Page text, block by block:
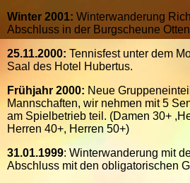
Winter 2001: Winterwanderung
Abschluss in der Burgscheune
25.11.2000: Tennisfest unter dem
Saal des Hotel Hubertus.
Frühjahr 2000: Neue
Mannschaften, wir nehmen mit 5
am Spielbetrieb teil. (Damen 30+
Herren 40+, Herren 50+)
31.01.1999: Winterwanderung mit
Abschluss mit den obligatorischen